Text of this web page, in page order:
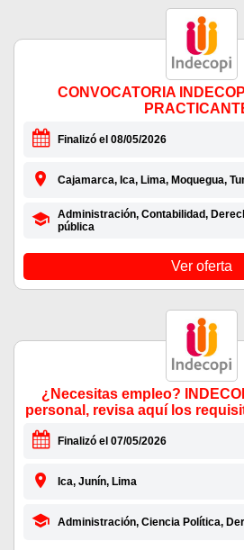
CONVOCATORIA
Finalizó el 08/05/2026
Cajamarca, Ica, Lima, Moquegua,
Administración, Contabilidad,
pública
Ver oferta
¿Necesitas empleo?
personal, revisa aquí los
Finalizó el 07/05/2026
Ica, Junín, Lima
Administración, Ciencia Política,